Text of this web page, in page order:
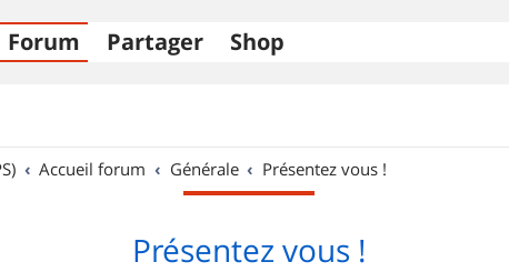
Forum Partager Shop
Accueil forum Générale Présentez vous !
Présentez vous !